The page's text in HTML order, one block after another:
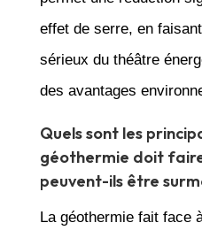
effet de serre, en
sérieux du théâtre
des avantages
Quels sont les
géothermie doit
peuvent-ils être
La géothermie fait face